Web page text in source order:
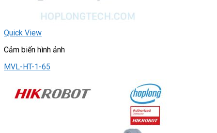
Quick View
Cảm biến hình ảnh
MVL-HT-1-65